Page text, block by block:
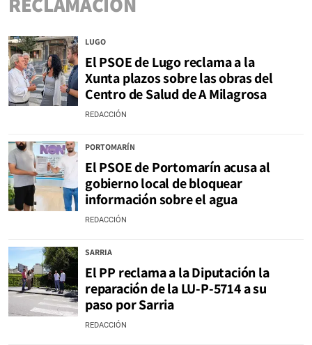
LUGO
El PSOE de Lugo reclama a la
Xunta plazos sobre las obras del
Centro de Salud de A Milagrosa
REDACCIÓN
PORTOMARÍN
El PSOE de Portomarín acusa al
gobierno local de bloquear
información sobre el agua
REDACCIÓN
SARRIA
El PP reclama a la Diputación la
reparación de la LU-P-5714 a su
paso por Sarria
REDACCIÓN